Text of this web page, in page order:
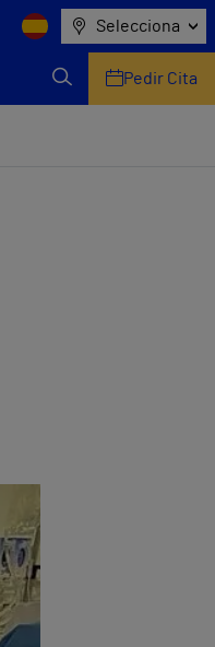
Selecciona
Pedir Cita